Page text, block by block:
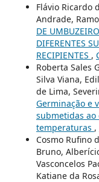
Flávio Ricardo
Andrade,
DE
DIFERENTES
RECIPIENTES ,
Roberta Sales
Silva Viana,
de Lima,
Germinação e
submetidas
temperaturas ,
Cosmo Rufino
Bruno,
Vasconcelos
Katiane da